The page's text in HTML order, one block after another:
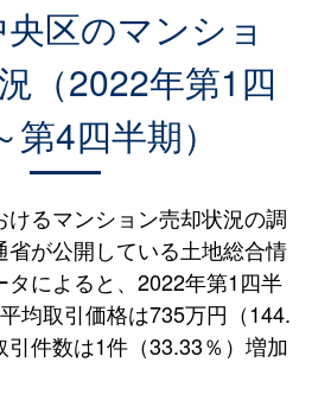
区のマンショ
（2022年第1四
第4四半期）
るマンション売却状況の調
省が公開している土地総合情
タによると、2022年第1四半
均取引価格は735万円（144.
引件数は1件（33.33％）増加